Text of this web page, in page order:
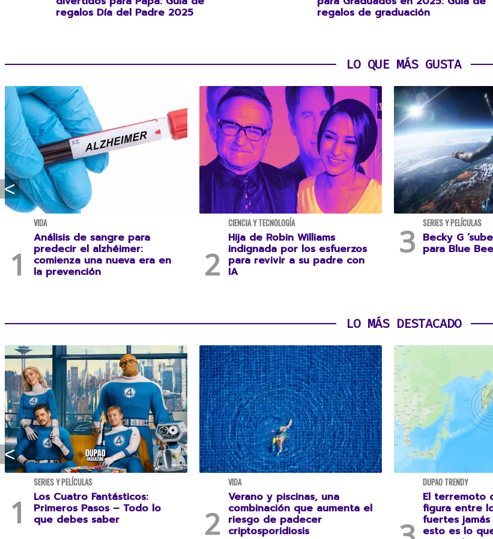
regalos Día del Padre 2025 regalos de graduación
LO QUE MÁS GUSTA
VIDA
Análisis de sangre para
predecir el alzhéimer:
comienza una nueva era en
la prevención
CIENCIA Y TECNOLOGÍA
Hija de Robin Williams
indignada por los esfuerzos
para revivir a su padre con
IA
SERIES Y PELÍCULAS
Becky G
para Blue
LO MÁS DESTACADO
SERIES Y PELÍCULAS
Los Cuatro Fantásticos:
Primeros Pasos – Todo lo
que debes saber
VIDA
Verano y piscinas, una
combinación que aumenta el
riesgo de padecer
criptosporidiosis
DUPAO TRENDY
El terremoto
figura entre
fuertes
esto es lo